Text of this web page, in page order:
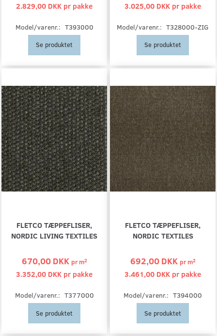
2.829,00 DKK pr pakke
Model/varenr.: T393000
Se produktet
3.025,00 DKK pr pakke
Model/varenr.: T328000-ZIG
Se produktet
FLETCO TÆPPEFLISER,
NORDIC LIVING TEXTILES
670,00 DKK prm2
3.352,00 DKK pr pakke
Model/varenr.: T377000
Se produktet
FLETCO TÆPPEFLISER,
NORDIC TEXTILES
692,00 DKK prm2
3.461,00 DKK pr pakke
Model/varenr.: T394000
Se produktet